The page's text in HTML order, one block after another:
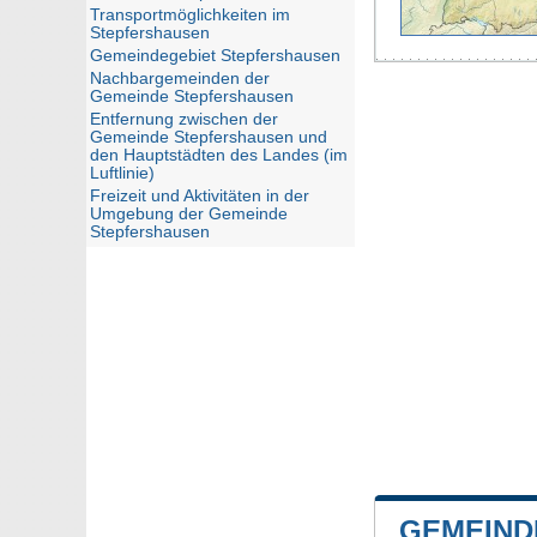
Transportmöglichkeiten im
Stepfershausen
Gemeindegebiet Stepfershausen
Nachbargemeinden der
Gemeinde Stepfershausen
Entfernung zwischen der
Gemeinde Stepfershausen und
den Hauptstädten des Landes (im
Luftlinie)
Freizeit und Aktivitäten in der
Umgebung der Gemeinde
Stepfershausen